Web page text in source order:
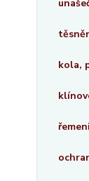
kola,